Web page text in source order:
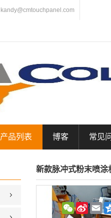
kandy@cmtouchpanel.com
产品列表 博客 常见
新款脉冲式粉末喷涂
WeChat
Sina
Weibo